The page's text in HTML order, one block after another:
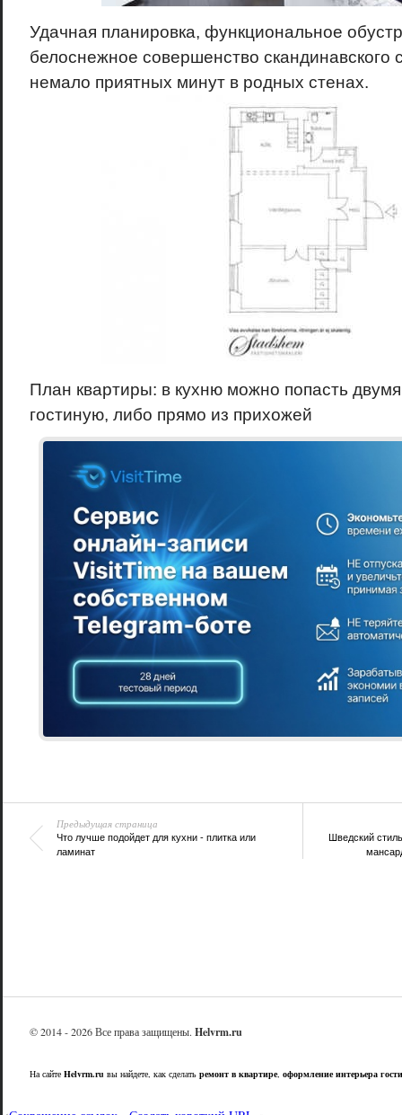
Удачная планировка, функциональное
белоснежное совершенство скандинавского
немало приятных минут в родных стенах.
План квартиры: в кухню можно попасть
гостиную, либо прямо из прихожей
Предыдущая страница
Что лучше подойдет для кухни - плитка или
ламинат
Шведский
© 2014 - 2026 Все права защищены. Helvrm.ru
На сайте Helvrm.ru вы найдете, как сделать ремонт в квартире, оформление интерьера